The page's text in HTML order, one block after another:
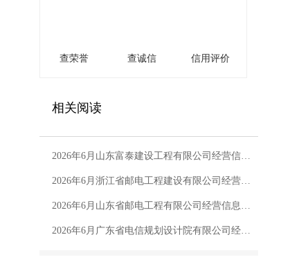
查荣誉 查诚信 信用评价
相关阅读
2026年6月山东富泰建设工程有限公司经营信息报告
2026年6月浙江省邮电工程建设有限公司经营信息报告
2026年6月山东省邮电工程有限公司经营信息报告
2026年6月广东省电信规划设计院有限公司经营信息报告